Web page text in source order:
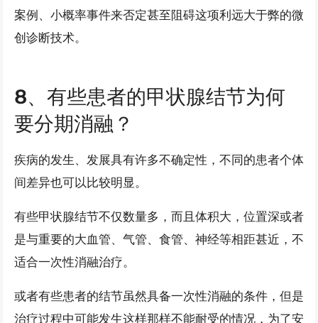
案例、小概率事件来否定甚至阻碍这项利远大于弊的微
创诊断技术。
8、有些患者的甲状腺结节为何
要分期消融？
疾病的发生、发展具有许多不确定性，不同的患者个体
间差异也可以比较明显。
有些甲状腺结节不仅数量多，而且体积大，位置深或者
是与重要的大血管、气管、食管、神经等相距甚近，不
适合一次性消融治疗。
或者有些患者的结节虽然具备一次性消融的条件，但是
治疗过程中可能发生这样那样不能耐受的情况，为了安